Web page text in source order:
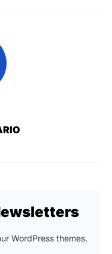
WordPress themes.